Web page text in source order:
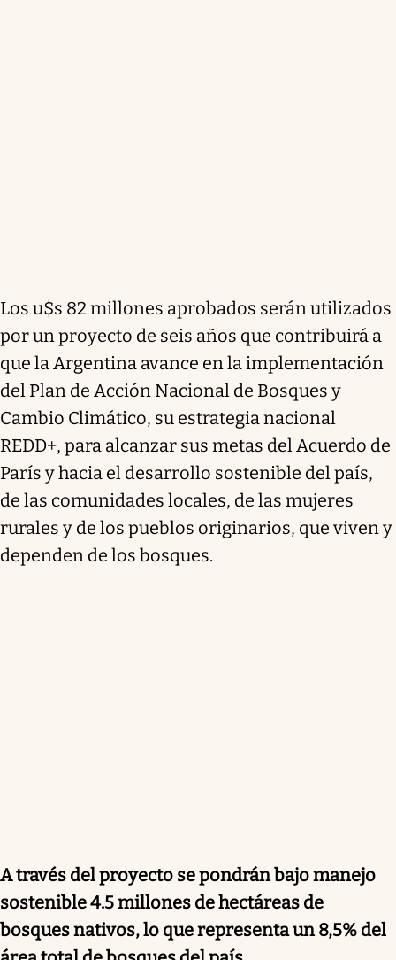
Los u$s 82 millones aprobados serán utilizados
por un proyecto de seis años que contribuirá a
que la Argentina avance en la implementación
del Plan de Acción Nacional de Bosques y
Cambio Climático, su estrategia nacional
REDD+, para alcanzar sus metas del Acuerdo de
París y hacia el desarrollo sostenible del país,
de las comunidades locales, de las mujeres
rurales y de los pueblos originarios, que viven y
dependen de los bosques.
A través del proyecto se pondrán bajo manejo
sostenible 4.5 millones de hectáreas de
bosques nativos, lo que representa un 8,5% del